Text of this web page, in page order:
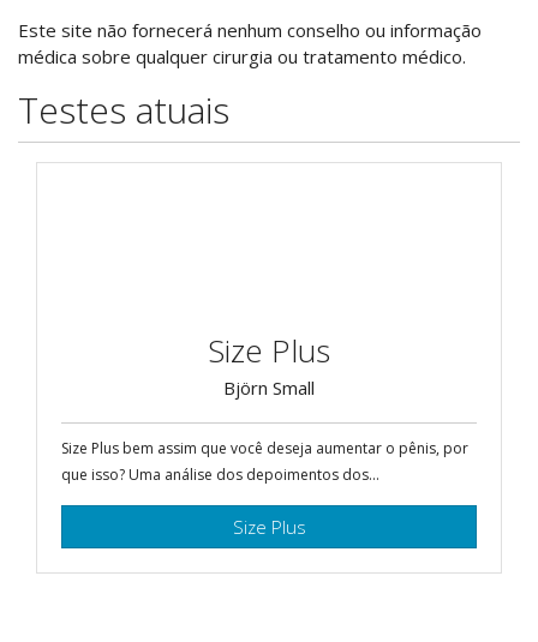
Este site não fornecerá nenhum conselho ou informação
médica sobre qualquer cirurgia ou tratamento médico.
Testes atuais
Size Plus
Björn Small
Size Plus bem assim que você deseja aumentar o pênis, por
que isso? Uma análise dos depoimentos dos...
Size Plus